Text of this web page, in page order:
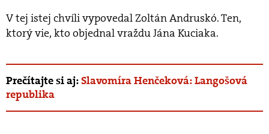
V tej istej chvíli vypovedal Zoltán Andruskó. Ten,
ktorý vie, kto objednal vraždu Jána Kuciaka.
Prečítajte si aj:Slavomíra Henčeková: Langošová
republika